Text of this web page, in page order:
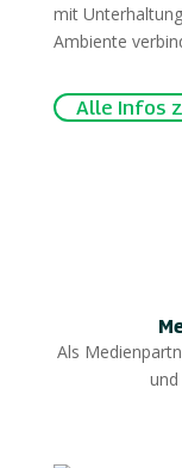
mit
Ambiente
Alle Infos
Als